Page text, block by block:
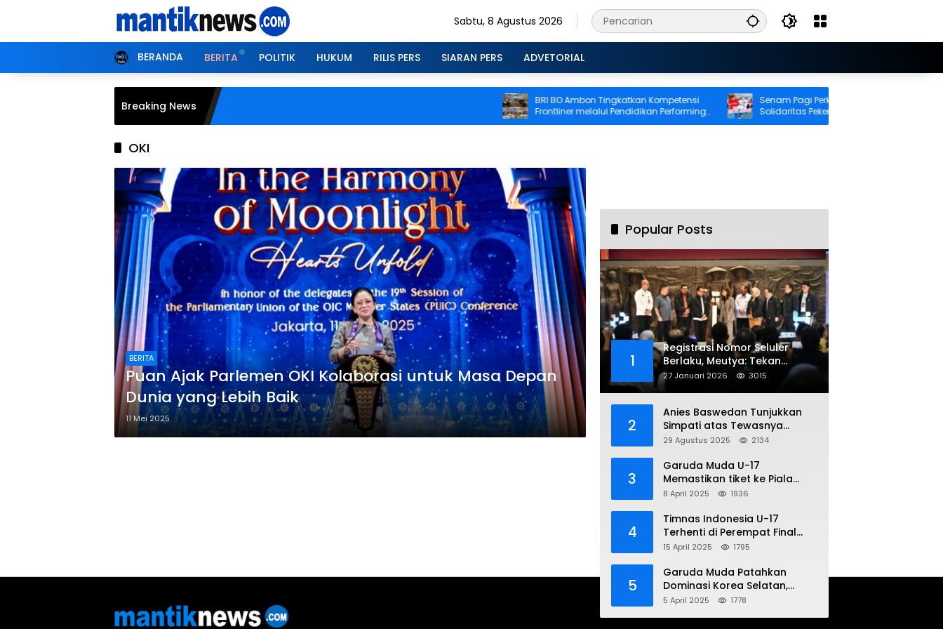
Sabtu, 8 Agustus 2026
BERANDA BERITA POLITIK HUKUM RILIS PERS SIARAN PERS ADVETORIAL
Breaking News
BRI BO Ambon Tingkatkan Kompetensi
Frontliner melalui Pendidikan Performing
CS dan Teller
Senam Pagi Perkuat Kebugaran dan
Solidaritas Pekerja BRI Cabang Ambon
OKI
BERITA
Puan Ajak Parlemen OKI Kolaborasi untuk Masa Depan
Dunia yang Lebih Baik
11 Mei 2025
Popular Posts
1
Registrasi Nomor Seluler
Berlaku, Meutya: Tekan
Penipuan Online
27 Januari 2026 3015
2
Anies Baswedan Tunjukkan
Simpati atas Tewasnya
Pengemudi Ojol dalam Aksi
29 Agustus 2025 2134
3
Garuda Muda U-17
Memastikan tiket ke Piala
Dunia Setelah Mencetak
Yaman 4-1 di Piala Asia 2025
8 April 2025 1936
4
Timnas Indonesia U-17
Terhenti di Perempat Final
Piala Asia 2025: Terkecoh
15 April 2025 1795
5
Garuda Muda Patahkan
Dominasi Korea Selatan,
Dalam Laga Pembuka Piala
5 April 2025 1778